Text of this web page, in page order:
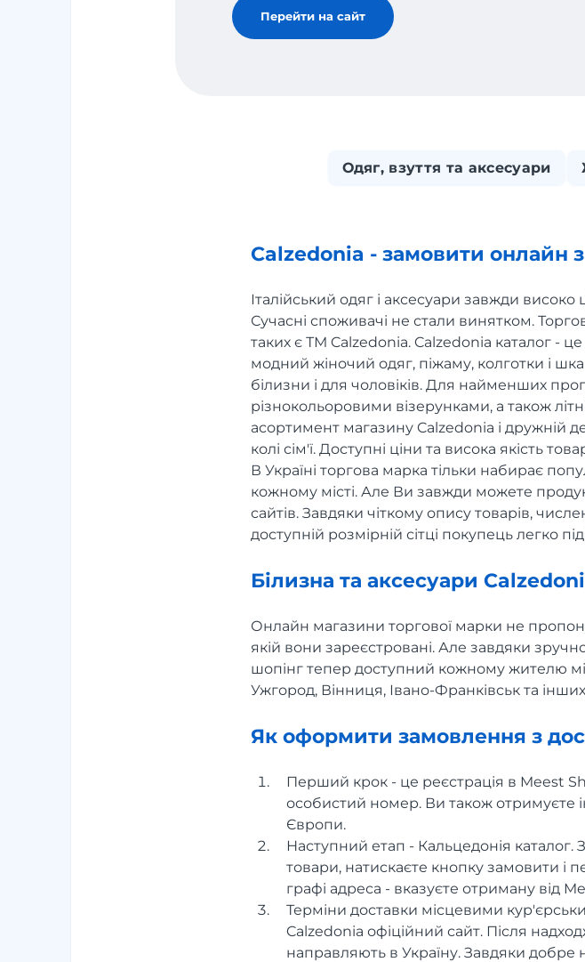
Перейти на сайт
Одяг, взуття та аксесуари
Calzedonia - замовити онлайн
Італійський одяг і аксесуари завжди
Сучасні споживачі не стали винятком.
таких є ТМ Calzedonia. Calzedonia каталог -
модний жіночий одяг, піжаму, колготки і
білизни і для чоловіків. Для найменших
різнокольоровими візерунками, а також
асортимент магазину Calzedonia і дружній
колі сім'ї. Доступні ціни та висока якість
В Україні торгова марка тільки набирає
кожному місті. Але Ви завжди можете
сайтів. Завдяки чіткому опису товарів,
доступній розмірній сітці покупець легко
Білизна та аксесуари
Онлайн магазини торгової марки не
якій вони зареєстровані. Але завдяки
шопінг тепер доступний кожному жителю
Ужгород, Вінниця, Івано-Франківськ та
Як оформити замовлення з
Перший крок - це реєстрація в Meest
особистий номер. Ви також отримуєте
Європи.
Наступний етап - Кальцедонія
товари, натискаєте кнопку замовити
графі адреса - вказуєте отриману від
Терміни доставки місцевими
Calzedonia офіційний сайт. Після
направляють в Україну. Завдяки добре